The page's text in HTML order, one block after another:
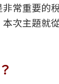
常重要的
次主題就